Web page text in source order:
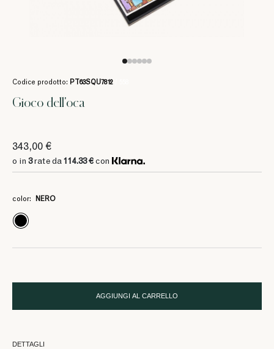
Codice prodotto: PT63SQU7812
Gioco dell'oca
343,00 €
o in 3rate da 114.33 € con
color: NERO
AGGIUNGI AL CARRELLO
DETTAGLI